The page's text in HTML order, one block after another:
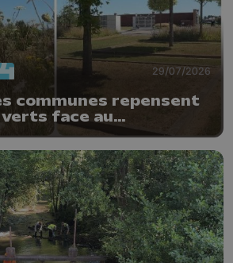
29/07/2026
communes repensent
verts face au
climatique